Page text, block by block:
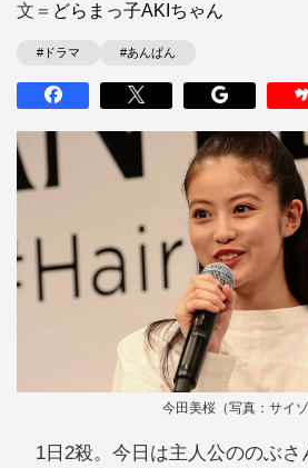
文＝ どらまっ子AKIちゃん
#ドラマ #あんぱん
今田美桜（写真：サイゾ
1日2殺。今日は主人公ののぶさ